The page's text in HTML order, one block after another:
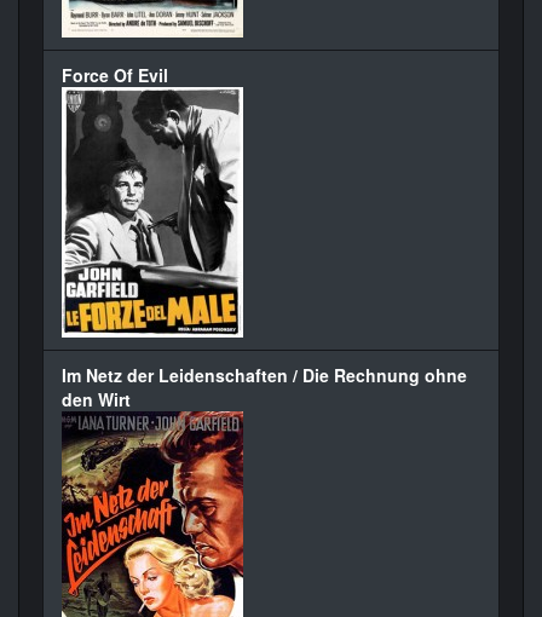
Force Of Evil
Im Netz der Leidenschaften / Die Rechnung ohne
den Wirt